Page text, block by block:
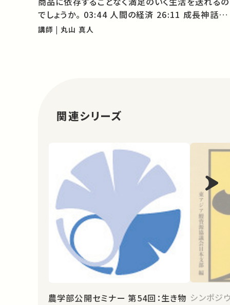
でしょうか。 03:44 人間の経済 26:11 成長神話の
限界 41:31 モノからコトへ ★ 東京大学公開講座
講師 | 丸山 真人
関連シリーズ
農学部公開セミナー 第54回：生き物 シンポジ